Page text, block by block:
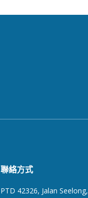
聯絡方式
PTD 42326, Jalan Seelong,